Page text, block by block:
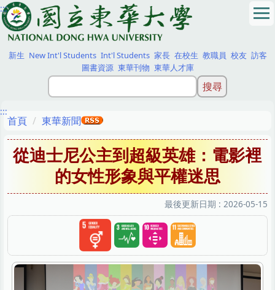
跳
到
主
要
內
:::
新生 New Int'l Students Int'l Students 家長 在校生 教職員 校友 訪客
圖書資源 東華刊物 東華人才庫
:::
首頁 東華新聞
從迪士尼公主到超級英雄：電影裡
的女性形象與平權迷思
最後更新日期 : 2026-05-15